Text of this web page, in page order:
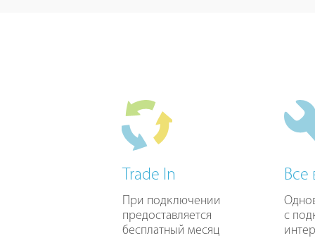
Trade In
При подключении
предоставляется
бесплатный месяц
Все
с